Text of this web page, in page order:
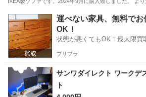
東京 豊島区 要町駅 ソファ
運べない家具、無料でお
OK！
状態が悪くてもOK！最大限買
プリフラ
サンワダイレクト ワークデ
ト